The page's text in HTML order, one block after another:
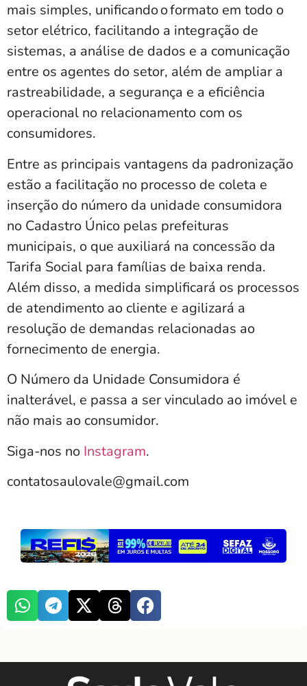
mais simples, unificando o formato em todo o
setor elétrico, facilitando a integração de
sistemas, a análise de dados e a comunicação
entre os agentes do setor, além de ampliar a
rastreabilidade, a segurança e a eficiência
operacional no relacionamento com os
consumidores.
Entre as principais vantagens da padronização
estão a facilitação no processo de coleta e
inserção do número da unidade consumidora
no Cadastro Único pelas prefeituras
municipais, o que auxiliará na concessão da
Tarifa Social para famílias de baixa renda.
Além disso, a medida simplificará os processos
de atendimento ao cliente e agilizará a
resolução de demandas relacionadas ao
fornecimento de energia.
O Número da Unidade Consumidora é
inalterável, e passa a ser vinculado ao imóvel e
não mais ao consumidor.
Siga-nos no Instagram.
contatosaulovale@gmail.com